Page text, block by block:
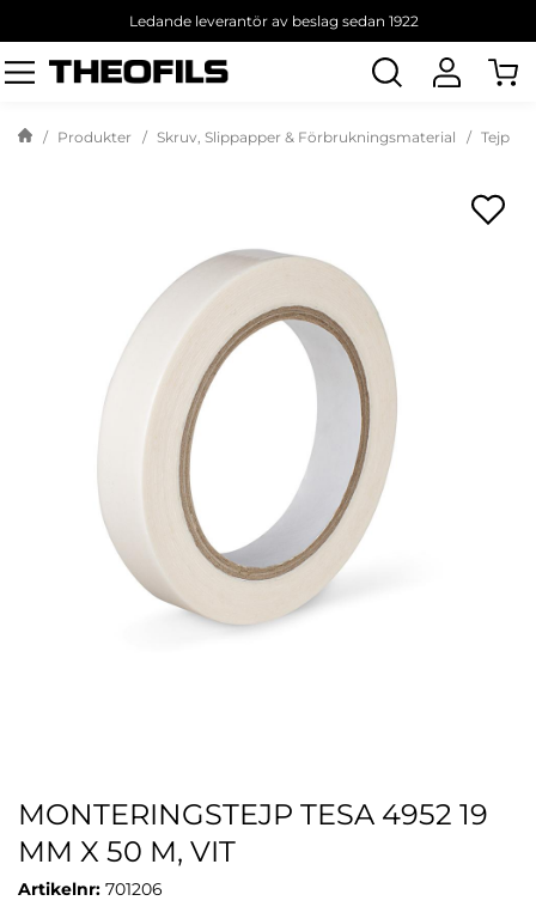
Ledande leverantör av beslag sedan 1922
Sök
produkt
Produkter Skruv, Slippapper & Förbrukningsmaterial Tejp
MONTERINGSTEJP TESA 4952 19
MM X 50 M, VIT
Artikelnr: 701206